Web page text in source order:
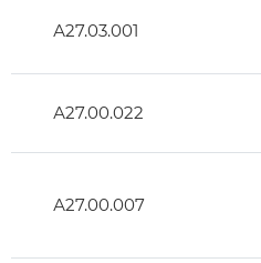
А27.03.001
А27.00.022
А27.00.007